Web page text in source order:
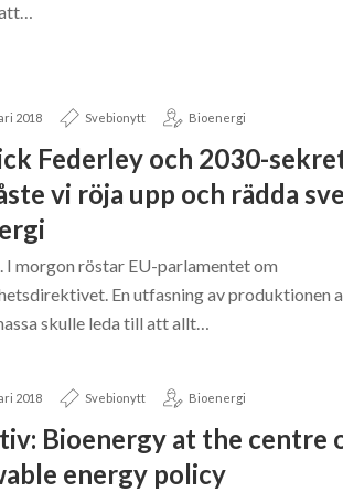
2018 Svebionytt Bioenergi
Federley och 2030-
vi röja upp och rädda
I morgon röstar EU-parlamentet om
En utfasning av produktionen
skulle leda till att allt…
2018 Svebionytt Bioenergi
Bioenergy at the centre
energy policy